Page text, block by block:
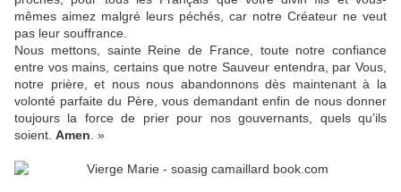
mêmes aimez malgré leurs péchés, car notre Créateur ne veut
pas leur souffrance.
Nous mettons, sainte Reine de France, toute notre confiance
entre vos mains, certains que notre Sauveur entendra, par Vous,
notre prière, et nous nous abandonnons dès maintenant à la
volonté parfaite du Père, vous demandant enfin de nous donner
toujours la force de prier pour nos gouvernants, quels qu’ils
soient. Amen . »